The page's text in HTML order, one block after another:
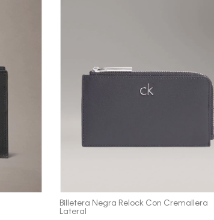
Billetera Negra Relock Con Cremallera
Lateral